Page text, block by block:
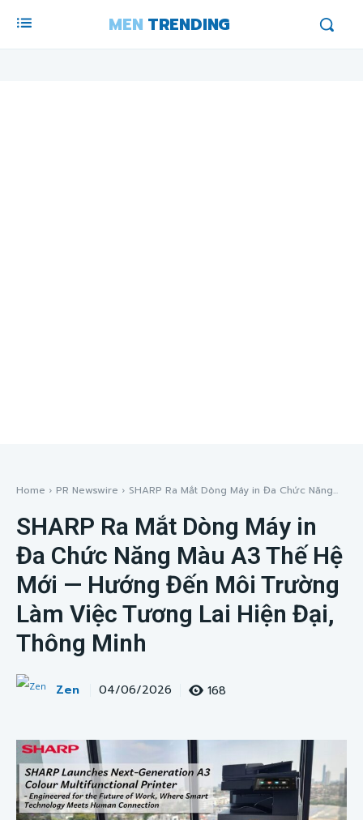
MEN TRENDING
Home PR Newswire SHARP Ra Mắt Dòng Máy in Đa Chức Năng...
SHARP Ra Mắt Dòng Máy in
Đa Chức Năng Màu A3 Thế Hệ
Mới — Hướng Đến Môi Trường
Làm Việc Tương Lai Hiện Đại,
Thông Minh
Zen 04/06/2026 168